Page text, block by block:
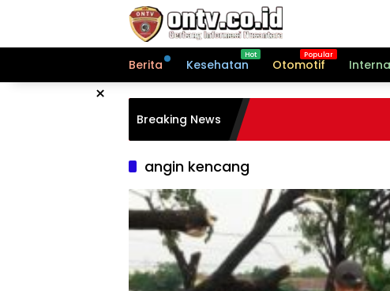
Berita Kesehatan Otomotif
×
Breaking News
angin kencang